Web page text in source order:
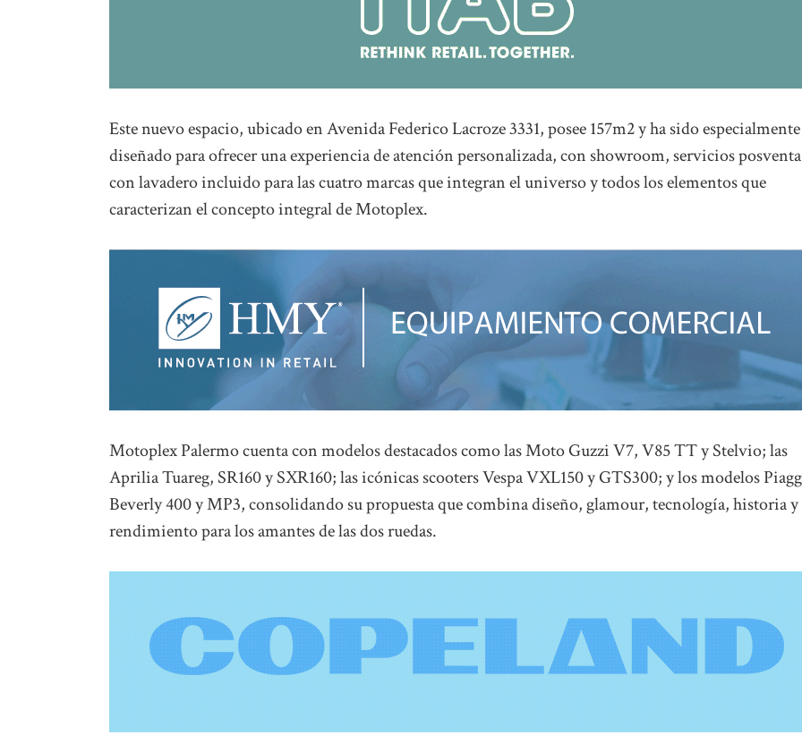
Este nuevo espacio, ubicado en Avenida Federico Lacroze 3331, posee 157m2 y ha sido especialmente
diseñado para ofrecer una experiencia de atención personalizada, con showroom, servicios posventa
con lavadero incluido para las cuatro marcas que integran el universo y todos los elementos que
caracterizan el concepto integral de Motoplex.
Motoplex Palermo cuenta con modelos destacados como las Moto Guzzi V7, V85 TT y Stelvio; las
Aprilia Tuareg, SR160 y SXR160; las icónicas scooters Vespa VXL150 y GTS300; y los modelos
Beverly 400 y MP3, consolidando su propuesta que combina diseño, glamour, tecnología, historia y
rendimiento para los amantes de las dos ruedas.